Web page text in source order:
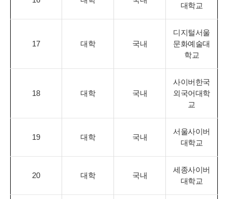
대학교
17 대학 국내
디지털서울
문화예술대
학교
18 대학 국내
사이버한국
외국어대학
교
19 대학 국내
서울사이버
대학교
20 대학 국내
세종사이버
대학교